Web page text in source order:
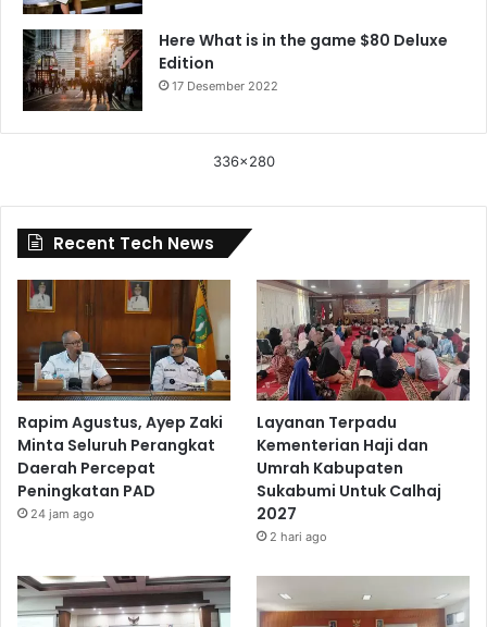
Here What is in the game $80 Deluxe
Edition
17 Desember 2022
336x280
Recent Tech News
Rapim Agustus, Ayep Zaki
Minta Seluruh Perangkat
Daerah Percepat
Peningkatan PAD
24 jam ago
Layanan Terpadu
Kementerian Haji dan
Umrah Kabupaten
Sukabumi Untuk Calhaj
2027
2 hari ago